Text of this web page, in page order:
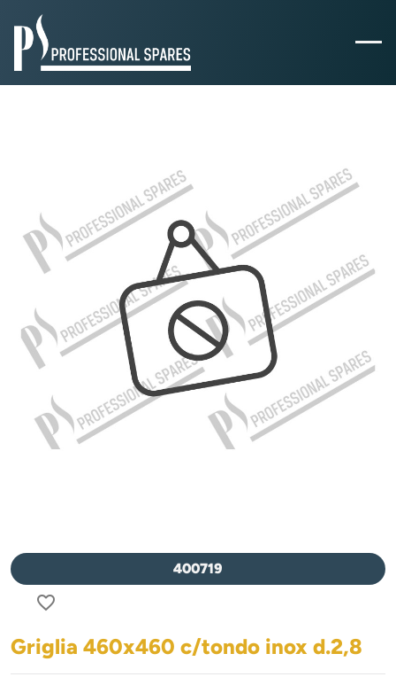
400719
favorite_border
Griglia 460x460 c/tondo inox d.2,8